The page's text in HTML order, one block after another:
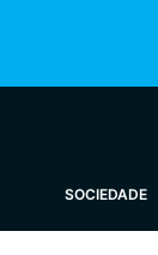
SOCIEDADE